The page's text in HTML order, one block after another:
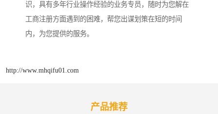
识，具有多年行业操作经验的业务专员，随时为您解在
工商注册方面遇到的困难，帮您出谋划策在短的时间
内，为您提供的服务。
http://www.mhqifu01.com
产品推荐